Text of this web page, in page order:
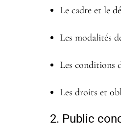
Le cadre et le
Les modalités
Les conditions
Les droits et
2. Public